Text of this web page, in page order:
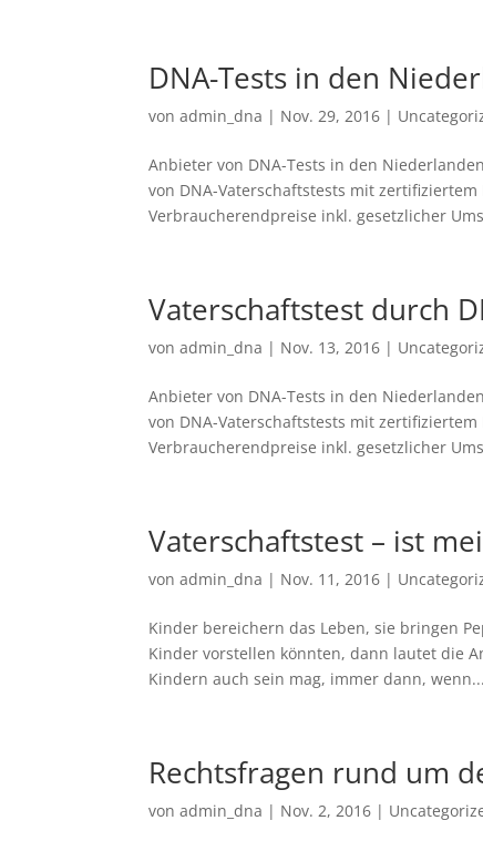
DNA-Tests in den
vonadmin_dna | Nov. 29, 2016 |
Anbieter von DNA-Tests in den
von DNA-Vaterschaftstests mit
Verbraucherendpreise inkl. gesetzlicher
Vaterschaftstest durch
vonadmin_dna | Nov. 13, 2016 |
Anbieter von DNA-Tests in den
von DNA-Vaterschaftstests mit
Verbraucherendpreise inkl. gesetzlicher
Vaterschaftstest – ist
vonadmin_dna | Nov. 11, 2016 |
Kinder bereichern das Leben, sie bringen
Kinder vorstellen könnten, dann lautet die
Kindern auch sein mag, immer dann, wenn...
Rechtsfragen rund um
vonadmin_dna | Nov. 2, 2016 |